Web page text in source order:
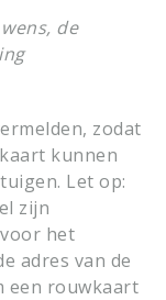
de
zodat
kunnen
Let op:
zijn
het
adres van de
een rouwkaart